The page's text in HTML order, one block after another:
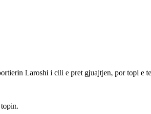
Laroshi i cili e pret gjuajtjen, por topi e